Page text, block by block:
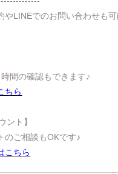
やLINEでのお問い合わせも
間の確認もできます♪
ちら
ント】
のご相談もOKです♪
こちら